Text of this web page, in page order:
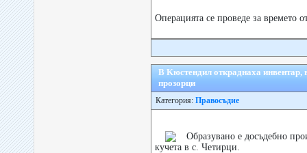
Операцията се проведе за времето
В Kюстендил откраднаха
прозорци
Категория: Правосъдие
Образувано е досъдебно
кучета в с. Четирци.